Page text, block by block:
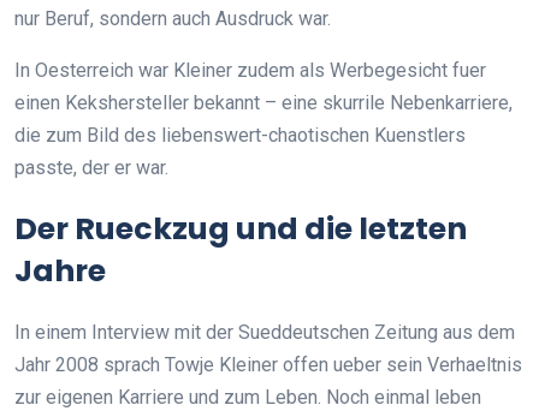
nur Beruf, sondern auch Ausdruck war.
In Oesterreich war Kleiner zudem als Werbegesicht fuer
einen Kekshersteller bekannt – eine skurrile Nebenkarriere,
die zum Bild des liebenswert-chaotischen Kuenstlers
passte, der er war.
Der Rueckzug und die letzten
Jahre
In einem Interview mit der Sueddeutschen Zeitung aus dem
Jahr 2008 sprach Towje Kleiner offen ueber sein Verhaeltnis
zur eigenen Karriere und zum Leben. Noch einmal leben